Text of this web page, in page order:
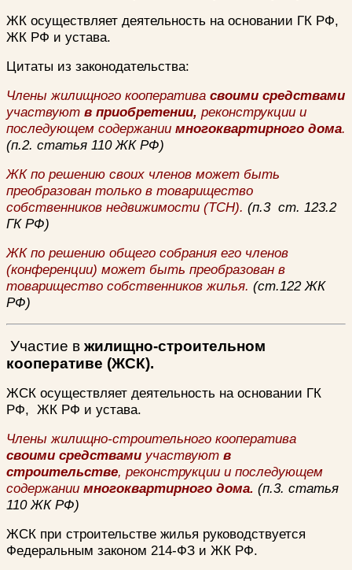
ЖК осуществляет деятельность на основании ГК РФ,
ЖК РФ и устава.
Цитаты из законодательства:
Члены жилищного кооператива своими средствами
участвуют в приобретении, реконструкции и
последующем содержании многоквартирного дома.
(п.2. статья 110 ЖК РФ)
ЖК по решению своих членов может быть
преобразован только в товарищество
собственников недвижимости (ТСН). (п.3 ст. 123.2
ГК РФ)
ЖК по решению общего собрания его членов
(конференции) может быть преобразован в
товарищество собственников жилья. (ст.122 ЖК
РФ)
Участие в жилищно-строительном
кооперативе (ЖСК).
ЖСК осуществляет деятельность на основании ГК
РФ, ЖК РФ и устава.
Члены жилищно-строительного кооператива
своими средствами участвуют в
строительстве, реконструкции и последующем
содержании многоквартирного дома. (п.3. статья
110 ЖК РФ)
ЖСК при строительстве жилья руководствуется
Федеральным законом 214-ФЗ и ЖК РФ.